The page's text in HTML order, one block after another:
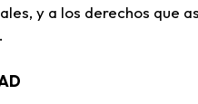
y a los derechos que